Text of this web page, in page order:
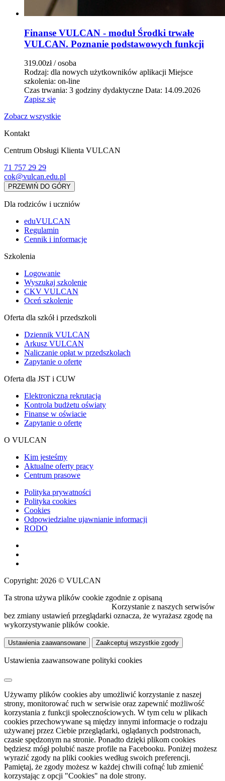
Finanse VULCAN - moduł Środki trwałe
VULCAN. Poznanie podstawowych funkcji
319.00zł / osoba
Rodzaj: dla nowych użytkowników aplikacji Miejsce
szkolenia: on-line
Czas trwania: 3 godziny dydaktyczne Data: 14.09.2026
Zapisz się
Zobacz wszystkie
Kontakt
Centrum Obsługi Klienta VULCAN
71 757 29 29
cok@vulcan.edu.pl
PRZEWIŃ DO GÓRY
Dla rodziców i uczniów
eduVULCAN
Regulamin
Cennik i informacje
Szkolenia
Logowanie
Wyszukaj szkolenie
CKV VULCAN
Oceń szkolenie
Oferta dla szkół i przedszkoli
Dziennik VULCAN
Arkusz VULCAN
Naliczanie opłat w przedszkolach
Zapytanie o ofertę
Oferta dla JST i CUW
Elektroniczna rekrutacja
Kontrola budżetu oświaty
Finanse w oświacie
Zapytanie o ofertę
O VULCAN
Kim jesteśmy
Aktualne oferty pracy
Centrum prasowe
Polityka prywatności
Polityka cookies
Cookies
Odpowiedzialne ujawnianie informacji
RODO
Copyright: 2026 © VULCAN
Ta strona używa plików cookie zgodnie z opisaną
Korzystanie z naszych serwisów
bez zmiany ustawień przeglądarki oznacza, że wyrażasz zgodę na
wykorzystywanie plików cookie.
Ustawienia zaawansowane Zaakceptuj wszystkie zgody
Ustawienia zaawansowane polityki cookies
Używamy plików cookies aby umożliwić korzystanie z naszej
strony, monitorować ruch w serwisie oraz zapewnić możliwość
korzystania z funkcji społecznościowych. W tym celu w plikach
cookies przechowywane są między innymi informacje o rodzaju
używanej przez Ciebie przeglądarki, oglądanych podstronach,
czasie spędzonym na stronie. Ponadto dzięki plikom cookies
będziesz mógł polubić nasze profile na Facebooku. Poniżej możesz
wyrazić zgody na pliki cookies według swoich preferencji.
Pamiętaj, że zgody możesz w każdej chwili cofnąć lub zmienić
korzystając z opcji "Cookies" na dole strony.